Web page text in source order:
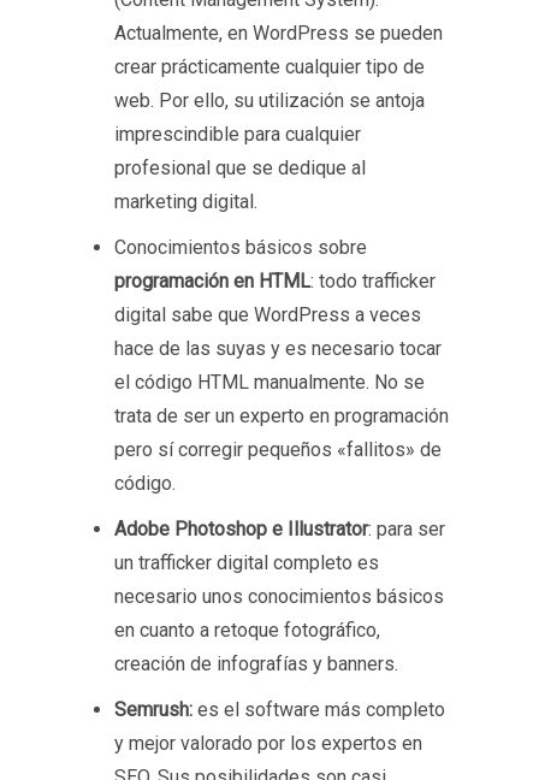
Actualmente, en WordPress se pueden
crear prácticamente cualquier tipo de
web. Por ello, su utilización se antoja
imprescindible para cualquier
profesional que se dedique al
marketing digital.
Conocimientos básicos sobre
programación en HTML: todo trafficker
digital sabe que WordPress a veces
hace de las suyas y es necesario tocar
el código HTML manualmente. No se
trata de ser un experto en programación
pero sí corregir pequeños «fallitos» de
código.
Adobe Photoshop e Illustrator: para ser
un trafficker digital completo es
necesario unos conocimientos básicos
en cuanto a retoque fotográfico,
creación de infografías y banners.
Semrush:es el software más completo
y mejor valorado por los expertos en